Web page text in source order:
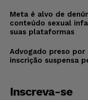
Meta é alvo de
conteúdo sexual
suas plataformas
Advogado preso
inscrição suspensa
Inscreva-se